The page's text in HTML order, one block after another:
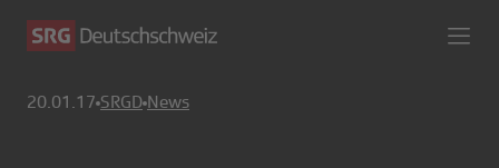
20.01.17 SRGD News